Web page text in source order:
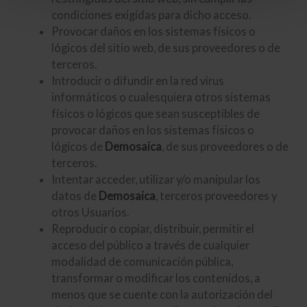
condiciones exigidas para dicho acceso.
Provocar daños en los sistemas físicos o
lógicos del sitio web, de sus proveedores o de
terceros.
Introducir o difundir en la red virus
informáticos o cualesquiera otros sistemas
físicos o lógicos que sean susceptibles de
provocar daños en los sistemas físicos o
lógicos de Demosaica, de sus proveedores o de
terceros.
Intentar acceder, utilizar y/o manipular los
datos de Demosaica, terceros proveedores y
otros Usuarios.
Reproducir o copiar, distribuir, permitir el
acceso del público a través de cualquier
modalidad de comunicación pública,
transformar o modificar los contenidos, a
menos que se cuente con la autorización del